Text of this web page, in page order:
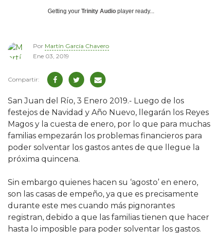
Getting your Trinity Audio player ready...
Por Martín García Chavero
Ene 03, 2019
San Juan del Río, 3 Enero 2019.- Luego de los
festejos de Navidad y Año Nuevo, llegarán los Reyes
Magos y la cuesta de enero, por lo que para muchas
familias empezarán los problemas financieros para
poder solventar los gastos antes de que llegue la
próxima quincena.
Sin embargo quienes hacen su ‘agosto’ en enero,
son las casas de empeño, ya que es precisamente
durante este mes cuando más pignorantes
registran, debido a que las familias tienen que hacer
hasta lo imposible para poder solventar los gastos.